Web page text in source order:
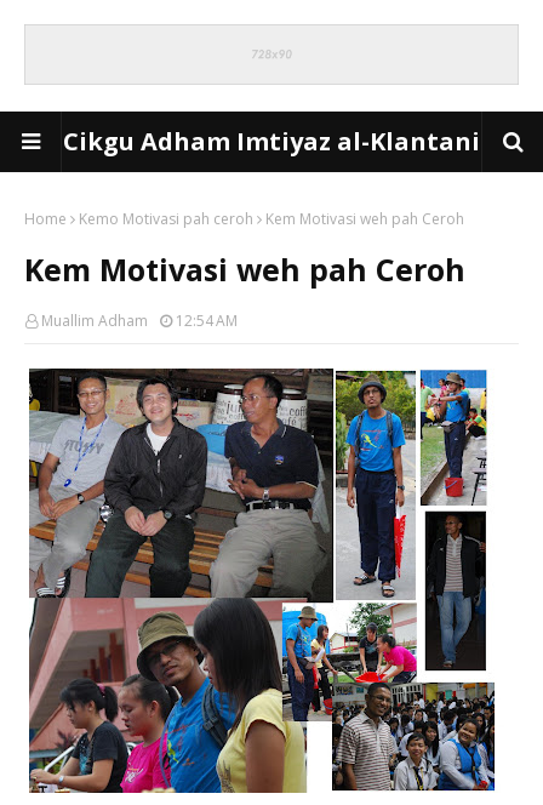
Cikgu Adham Imtiyaz al-Klantani
Home Kemo Motivasi pah ceroh Kem Motivasi weh pah Ceroh
Kem Motivasi weh pah Ceroh
Muallim Adham 12:54 AM